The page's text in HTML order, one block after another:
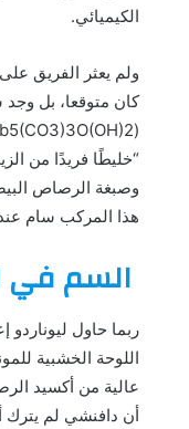
الكيميائي.
ولم يعثر الفريق
كان متوقعا، بل وجد
“خليطًا فريدًا من
وصبغة الرصاص
هذا المركب سام
السم في
ربما حاول
اللوحة الخشبية
عالية من أكسيد
أن دافنشي لم يترك